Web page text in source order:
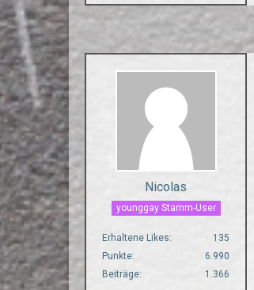
Nicolas
younggay Stamm-User
Erhaltene Likes
135
Punkte
6.990
Beiträge
1.366